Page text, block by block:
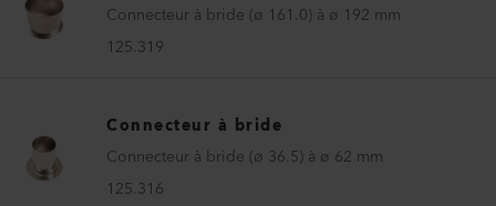
Connecteur à bride (ø 161.0) à ø 192 mm
125.319
Connecteur à bride
Connecteur à bride (ø 36.5) à ø 62 mm
125.316